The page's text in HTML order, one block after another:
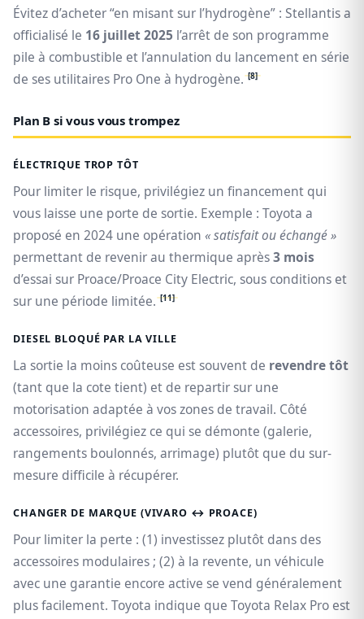
Évitez d’acheter “en misant sur l’hydrogène” : Stellantis a
officialisé le 16 juillet 2025 l’arrêt de son programme
pile à combustible et l’annulation du lancement en série
de ses utilitaires Pro One à hydrogène. [8]
Plan B si vous vous trompez
ÉLECTRIQUE TROP TÔT
Pour limiter le risque, privilégiez un financement qui
vous laisse une porte de sortie. Exemple : Toyota a
proposé en 2024 une opération « satisfait ou échangé »
permettant de revenir au thermique après3 mois
d’essai sur Proace/Proace City Electric, sous conditions et
sur une période limitée. [11]
DIESEL BLOQUÉ PAR LA VILLE
La sortie la moins coûteuse est souvent de revendre tôt
(tant que la cote tient) et de repartir sur une
motorisation adaptée à vos zones de travail. Côté
accessoires, privilégiez ce qui se démonte (galerie,
rangements boulonnés, arrimage) plutôt que du sur-
mesure difficile à récupérer.
CHANGER DE MARQUE (VIVARO ↔ PROACE)
Pour limiter la perte : (1) investissez plutôt dans des
accessoires modulaires ; (2) à la revente, un véhicule
avec une garantie encore active se vend généralement
plus facilement. Toyota indique que Toyota Relax Pro est